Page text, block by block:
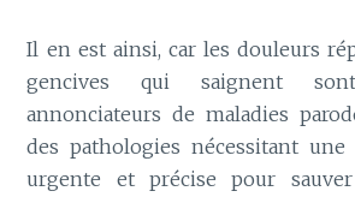
Il en est ainsi, car les douleurs
gencives qui saignent
annonciateurs de maladies
des pathologies nécessitant
urgente et précise pour